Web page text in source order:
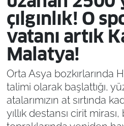
çılgınlık! O
vatanı artık
Malatya!
Orta Asya bozkırlarında
talimi olarak başlattığı,
atalarımızın at sırtında
yıllık destansı cirit